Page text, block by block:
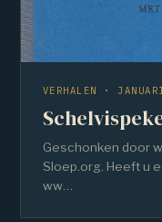
VERHALEN ·
Geschonken door
Sloep.org. Heeft u
ww…